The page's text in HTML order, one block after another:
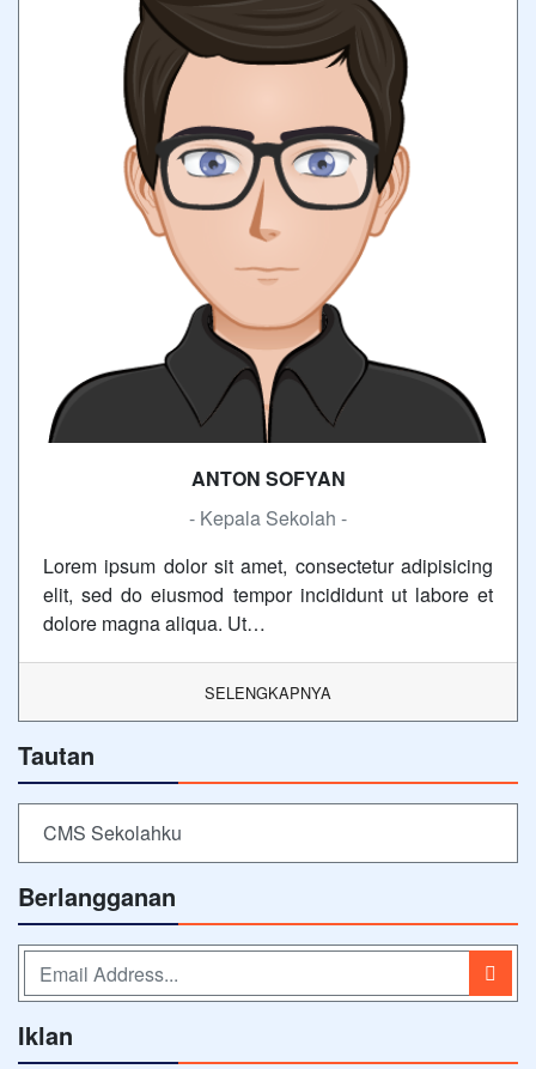
ANTON SOFYAN
- Kepala Sekolah -
Lorem ipsum dolor sit amet, consectetur adipisicing
elit, sed do eiusmod tempor incididunt ut labore et
dolore magna aliqua. Ut…
SELENGKAPNYA
Tautan
CMS Sekolahku
Berlangganan
Iklan